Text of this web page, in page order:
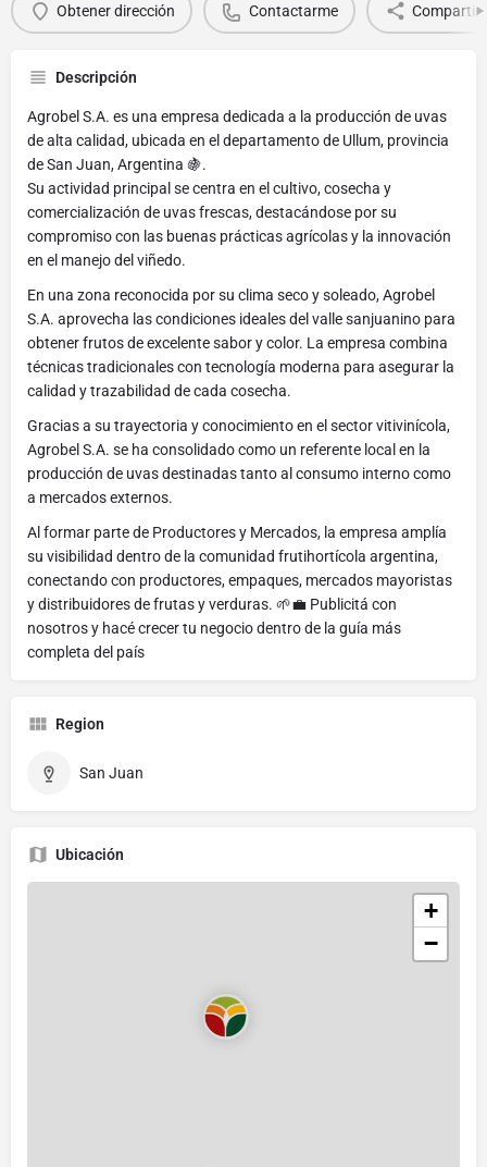
Obtener dirección Contactarme Compartir
Descripción
Agrobel S.A. es una empresa dedicada a la producción de uvas
de alta calidad, ubicada en el departamento de Ullum, provincia
de San Juan, Argentina 🍇.
Su actividad principal se centra en el cultivo, cosecha y
comercialización de uvas frescas, destacándose por su
compromiso con las buenas prácticas agrícolas y la innovación
en el manejo del viñedo.
En una zona reconocida por su clima seco y soleado, Agrobel
S.A. aprovecha las condiciones ideales del valle sanjuanino para
obtener frutos de excelente sabor y color. La empresa combina
técnicas tradicionales con tecnología moderna para asegurar la
calidad y trazabilidad de cada cosecha.
Gracias a su trayectoria y conocimiento en el sector vitivinícola,
Agrobel S.A. se ha consolidado como un referente local en la
producción de uvas destinadas tanto al consumo interno como
a mercados externos.
Al formar parte de Productores y Mercados, la empresa amplía
su visibilidad dentro de la comunidad frutihortícola argentina,
conectando con productores, empaques, mercados mayoristas
y distribuidores de frutas y verduras. 🌱💼 Publicitá con
nosotros y hacé crecer tu negocio dentro de la guía más
completa del país
Region
San Juan
Ubicación
+
−